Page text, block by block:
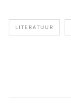
LITERATUUR